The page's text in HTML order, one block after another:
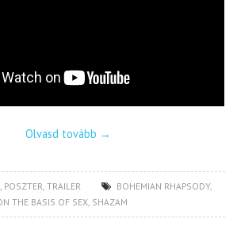
Olvasd tovább →
POSZTER ,TRAILER BOHEMIAN RHAPSODY,
THE BASIS OF SEX SHAZAM